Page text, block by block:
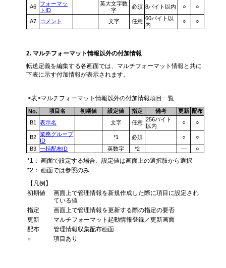
A6
フォーマッ
トID
英大文字数
字
必須 8バイト以内 ○ ○
A7 コメント 文字 任意 60バイト以
内
○ ○
2. マルチフォーマット情報以外の付加情報
転送定義を編集する各画面では、マルチフォーマット情報と共に
下表に示す付加情報が表示されます。
<表>マルチフォーマット情報以外の付加情報項目一覧
No. 項目名 初期値 設定値 指定 備考 更新 配布
B1
表示名 文字 任意 256バイト
以内
○ ○
B2
業務グループ
ID
*1 必須 ○
○
B3
一括配布ID 英数字 *2 ― ○
*1： 画面で設定する場合、設定値は画面上の選択肢から選択
*2： 画面では参照のみ
【凡例】
初期値
画面上で管理情報を新規作成した際に項目に設定され
ている値
指定
画面上で管理情報を更新する際の指定の要否
更新
マルチフォーマット起動情報登録／更新画面
配布
管理情報収集配布画面
○
項目あり